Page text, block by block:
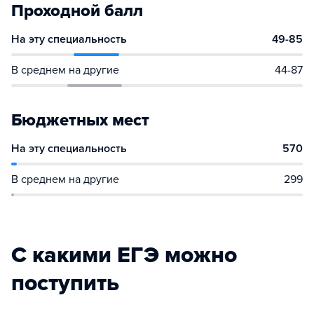
Проходной балл
На эту специальность 49-85
В среднем на другие 44-87
Бюджетных мест
На эту специальность 570
В среднем на другие 299
С какими ЕГЭ можно
поступить